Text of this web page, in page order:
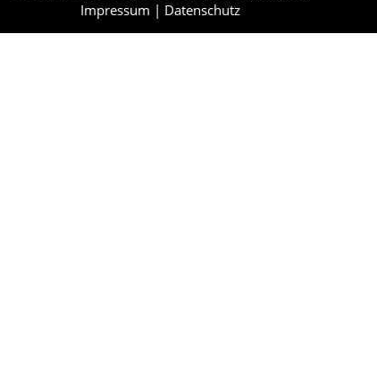
Impressum | Datenschutz